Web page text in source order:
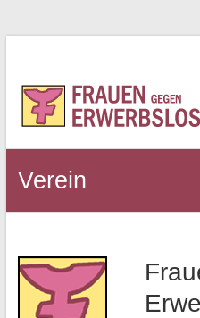
Frauen
gegen
Erwerbslosigkeit
Verein